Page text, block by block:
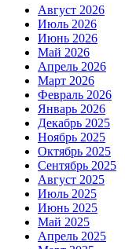
Август 2026
Июль 2026
Июнь 2026
Май 2026
Апрель 2026
Март 2026
Февраль 2026
Январь 2026
Декабрь 2025
Ноябрь 2025
Октябрь 2025
Сентябрь 2025
Август 2025
Июль 2025
Июнь 2025
Май 2025
Апрель 2025